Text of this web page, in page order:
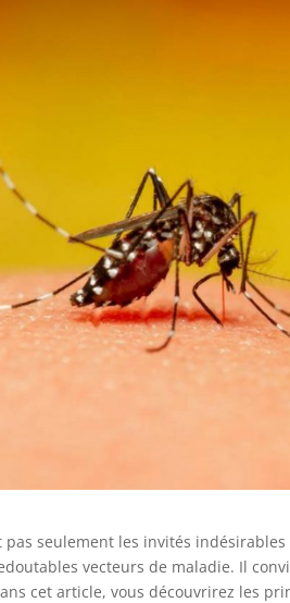
pas seulement les invités
vecteurs de maladie. Il
cet article, vous découvrirez les